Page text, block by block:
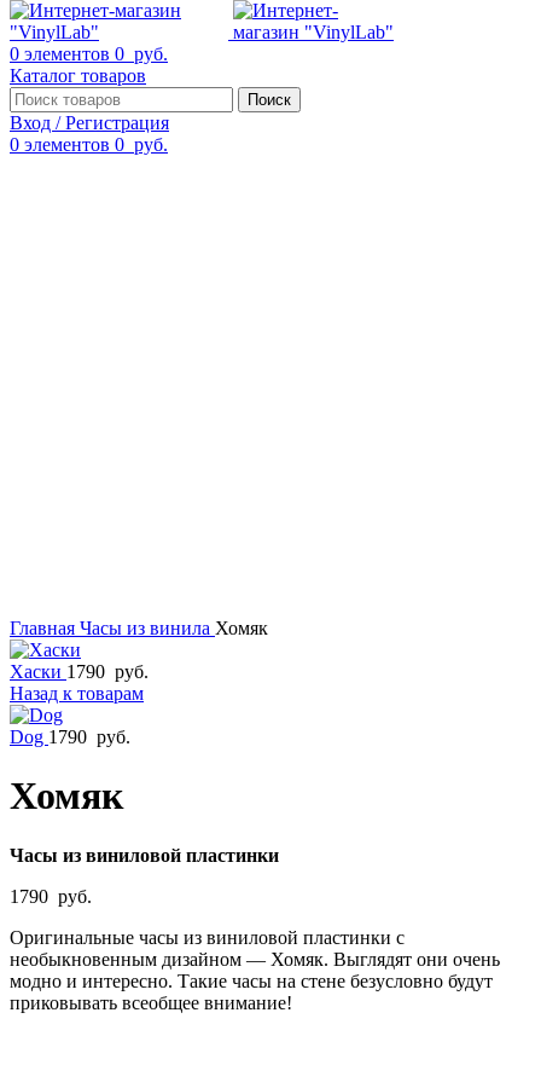
0 элементов 0 руб.
Каталог товаров
Поиск
Вход / Регистрация
0 элементов 0 руб.
Главная Часы из винила Хомяк
Хаски 1790 руб.
Назад к товарам
Dog 1790 руб.
Хомяк
Часы из виниловой пластинки
1790 руб.
Оригинальные часы из виниловой пластинки с
необыкновенным дизайном — Хомяк. Выглядят они очень
модно и интересно. Такие часы на стене безусловно будут
приковывать всеобщее внимание!